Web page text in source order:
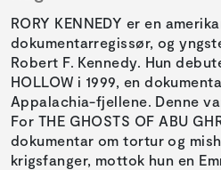
RORY KENNEDY er en
dokumentarregissør, og
Robert F. Kennedy. Hun
HOLLOW i 1999, en
Appalachia-fjellene. Denne
For THE GHOSTS OF ABU
dokumentar om tortur og
krigsfanger, mottok hun en